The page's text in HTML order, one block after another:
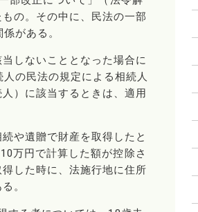
の。その中に、民法の一部
がある。
しないこととなった場合に
の民法の規定による相続人
）に該当するときは、適用
や遺贈で財産を取得したと
万円で計算した額が控除さ
した時に、法施行地に住所
。